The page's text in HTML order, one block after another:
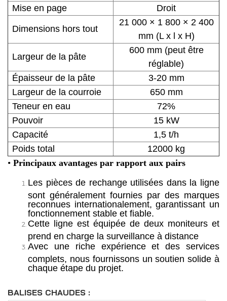
Mise en page
Droit
Dimensions hors tout
21 000 × 1 800 × 2 400
mm (L x l x H)
Largeur de la pâte
600 mm (peut être
réglable)
Épaisseur de la pâte
3-20 mm
Largeur de la courroie
650 mm
Teneur en eau
72%
Pouvoir
15 kW
Capacité
1,5 t/h
Poids total
12000 kg
• Principaux avantages par rapport aux pairs
Les pièces de rechange utilisées dans la ligne
sont généralement fournies par des marques
reconnues internationalement, garantissant un
fonctionnement stable et fiable.
Cette ligne est équipée de deux moniteurs et
prend en charge la surveillance à distance
Avec une riche expérience et des services
complets, nous fournissons un soutien solide à
chaque étape du projet.
BALISES CHAUDES :